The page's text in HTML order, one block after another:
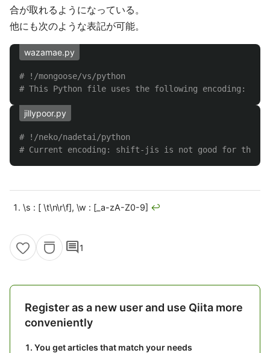
合が取れるようになっている。
他にも次のような表記が可能。
wazamae.py
# !/mongoose/vs/python
jillypoor.py
# !/neko/nadetai/python
\s : [ \t\n\r\f], \w : [_a-zA-Z0-9] ↩
comment1
Register as a new user and use Qiita more
conveniently
You get articles that match your needs